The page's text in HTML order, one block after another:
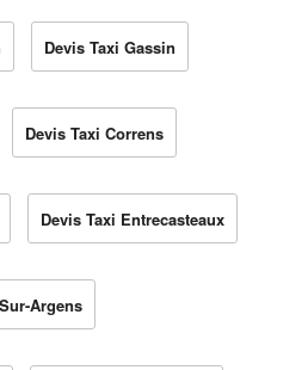
Devis Taxi Gassin
Devis Taxi Correns
Devis Taxi Entrecasteaux
Argens